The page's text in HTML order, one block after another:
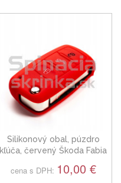
Silikonový obal, púzdro
kľúča, červený Škoda Fabia
cena s DPH: 10,00 €